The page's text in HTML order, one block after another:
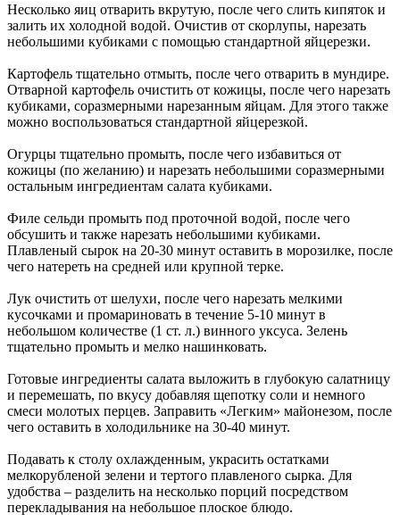
Несколько яиц отварить вкрутую, после чего слить кипяток и
залить их холодной водой. Очистив от скорлупы, нарезать
небольшими кубиками с помощью стандартной яйцерезки.
Картофель тщательно отмыть, после чего отварить в мундире.
Отварной картофель очистить от кожицы, после чего нарезать
кубиками, соразмерными нарезанным яйцам. Для этого также
можно воспользоваться стандартной яйцерезкой.
Огурцы тщательно промыть, после чего избавиться от
кожицы (по желанию) и нарезать небольшими соразмерными
остальным ингредиентам салата кубиками.
Филе сельди промыть под проточной водой, после чего
обсушить и также нарезать небольшими кубиками.
Плавленый сырок на 20-30 минут оставить в морозилке, после
чего натереть на средней или крупной терке.
Лук очистить от шелухи, после чего нарезать мелкими
кусочками и промариновать в течение 5-10 минут в
небольшом количестве (1 ст. л.) винного уксуса. Зелень
тщательно промыть и мелко нашинковать.
Готовые ингредиенты салата выложить в глубокую салатницу
и перемешать, по вкусу добавляя щепотку соли и немного
смеси молотых перцев. Заправить «Легким» майонезом, после
чего оставить в холодильнике на 30-40 минут.
Подавать к столу охлажденным, украсить остатками
мелкорубленой зелени и тертого плавленого сырка. Для
удобства – разделить на несколько порций посредством
перекладывания на небольшое плоское блюдо.